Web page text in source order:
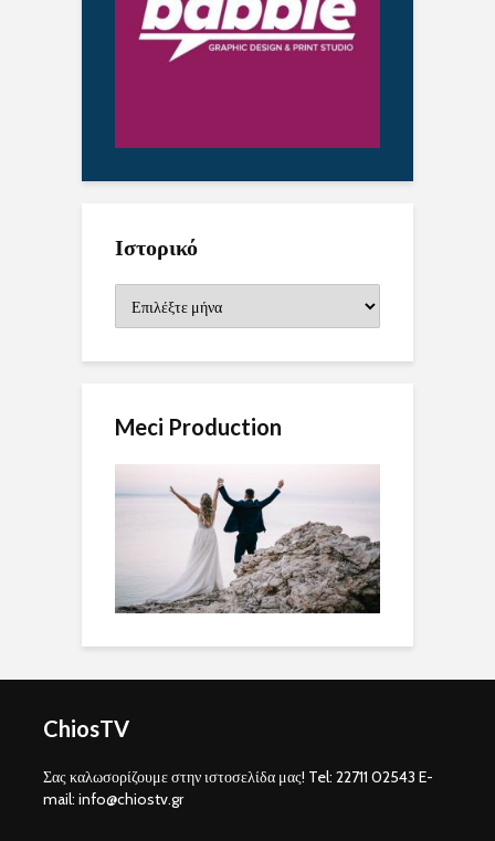
Ιστορικό
Meci Production
ChiosTV
Σας καλωσορίζουμε στην ιστοσελίδα μας! Tel: 22711 02543 E-
mail: info@chiostv.gr